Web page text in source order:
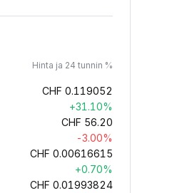
Hinta ja 24 tunnin %
CHF 0.119052
+31.10%
CHF 56.20
-3.00%
CHF 0.00616615
+0.70%
CHF 0.01993824